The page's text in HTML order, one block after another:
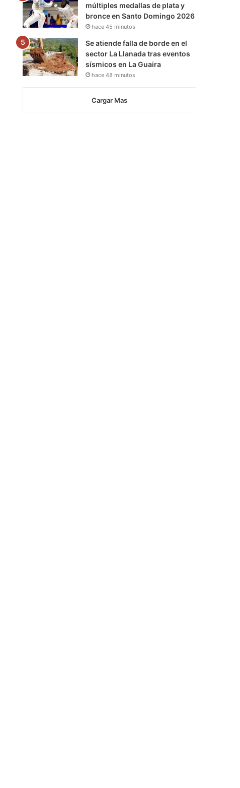
múltiples medallas de plata y
bronce en Santo Domingo 2026
hace 45 minutos
Se atiende falla de borde en el
sector La Llanada tras eventos
sísmicos en La Guaira
hace 48 minutos
Cargar Mas